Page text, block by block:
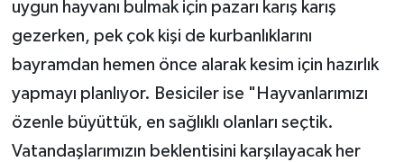
uygun hayvanı bulmak için pazarı karış karış
gezerken, pek çok kişi de kurbanlıklarını
bayramdan hemen önce alarak kesim için hazırlık
yapmayı planlıyor. Besiciler ise "Hayvanlarımızı
özenle büyüttük, en sağlıklı olanları seçtik.
Vatandaşlarımızın beklentisini karşılayacak her